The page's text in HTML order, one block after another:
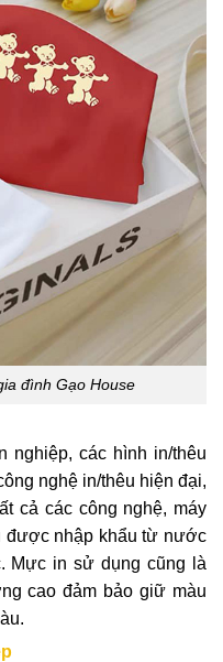
đình Gạo House
nghiệp, các hình in/thêu
nghệ in/thêu hiện đại,
cả các công nghệ, máy
được nhập khẩu từ nước
Mực in sử dụng cũng là
cao đảm bảo giữ màu